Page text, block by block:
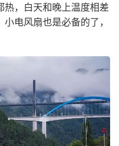
热，白天和晚上温度相差
电风扇也是必备的了，